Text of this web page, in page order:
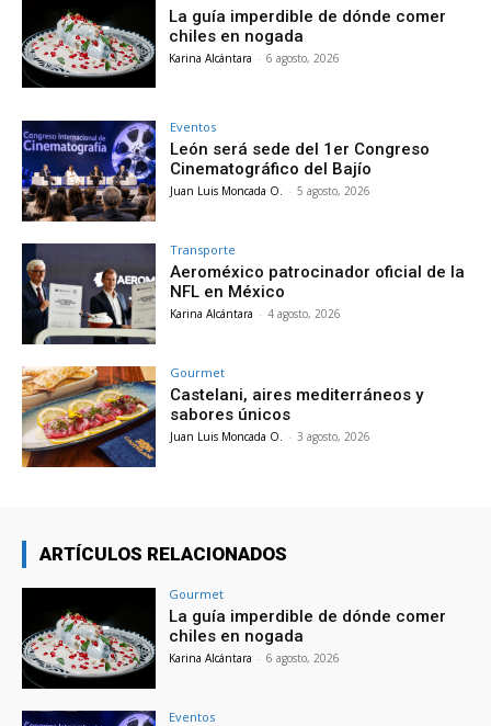
La guía imperdible de dónde comer
chiles en nogada
Karina Alcántara - 6 agosto, 2026
Eventos
León será sede del 1er Congreso
Cinematográfico del Bajío
Juan Luis Moncada O. - 5 agosto, 2026
Transporte
Aeroméxico patrocinador oficial de la
NFL en México
Karina Alcántara - 4 agosto, 2026
Gourmet
Castelani, aires mediterráneos y
sabores únicos
Juan Luis Moncada O. - 3 agosto, 2026
ARTÍCULOS RELACIONADOS
Gourmet
La guía imperdible de dónde comer
chiles en nogada
Karina Alcántara - 6 agosto, 2026
Eventos